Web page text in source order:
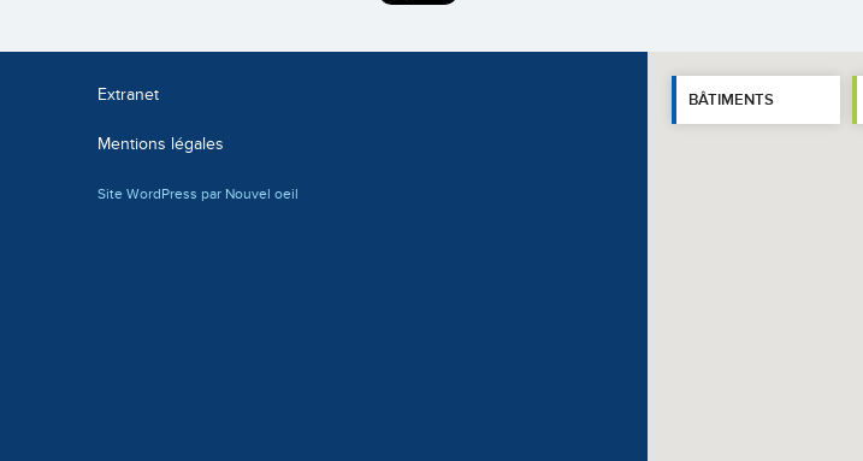
Extranet
Mentions légales
Site WordPress par Nouvel oeil
BÂTIMENTS